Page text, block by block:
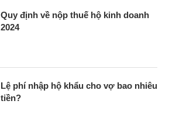
Quy định về nộp thuế hộ kinh doanh
2024
Lệ phí nhập hộ khẩu cho vợ bao nhiêu
tiền?